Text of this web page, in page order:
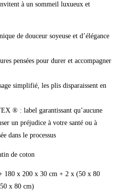
à un sommeil luxueux et
de douceur soyeuse et d’élégance
pensées pour durer et accompagner
simplifié, les plis disparaissent en
® : label garantissant qu’aucune
un préjudice à votre santé ou à
dans le processus
de coton
180 x 200 x 30 cm + 2 x (50 x 80
x 80 cm)